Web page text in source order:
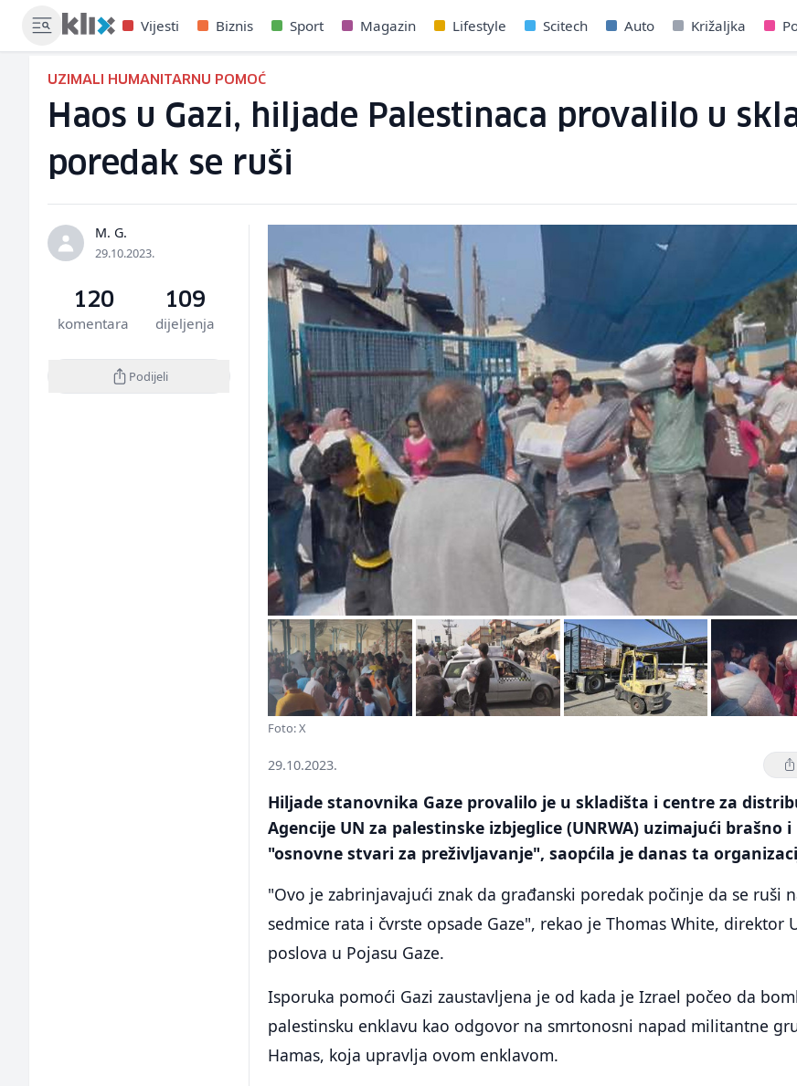
Vijesti Biznis Sport Magazin Lifestyle Scitech Auto Križaljka
UZIMALI HUMANITARNU POMOĆ
Haos u Gazi, hiljade Palestinaca provalilo u
poredak se ruši
M. G.
29.10.2023.
120
komentara
109
dijeljenja
Podijeli
Foto: X
29.10.2023.
Hiljade stanovnika Gaze provalilo je u skladišta i centre za
Agencije UN za palestinske izbjeglice (UNRWA) uzimajući brašno i
"osnovne stvari za preživljavanje", saopćila je danas ta
"Ovo je zabrinjavajući znak da građanski poredak počinje da se ruši
sedmice rata i čvrste opsade Gaze", rekao je Thomas White, direktor
poslova u Pojasu Gaze.
Isporuka pomoći Gazi zaustavljena je od kada je Izrael počeo da
palestinsku enklavu kao odgovor na smrtonosni napad militantne
Hamas, koja upravlja ovom enklavom.